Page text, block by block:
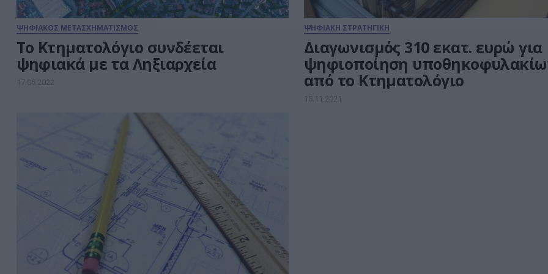
ΨΗΦΙΑΚΟΣ ΜΕΤΑΣΧΗΜΑΤΙΣΜΟΣ
Το Κτηματολόγιο συνδέεται
ψηφιακά με τα Ληξιαρχεία
17.05.2022
ΨΗΦΙΑΚΗ ΣΤΡΑΤΗΓΙΚΗ
Διαγωνισμός 310 εκατ. ευρώ για
ψηφιοποίηση
από το Κτηματολόγιο
15.11.2021